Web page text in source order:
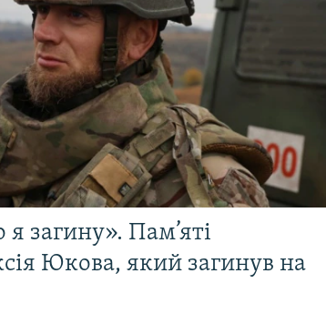
загину». Пам’яті
Юкова, який загинув на